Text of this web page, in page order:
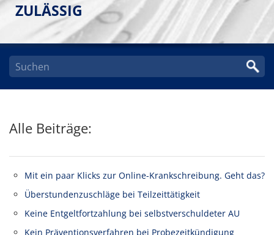
ZULÄSSIG
Alle Beiträge:
Mit ein paar Klicks zur Online-Krankschreibung. Geht das?
Überstundenzuschläge bei Teilzeittätigkeit
Keine Entgeltfortzahlung bei selbstverschuldeter AU
Kein Präventionsverfahren bei Probezeitkündigung